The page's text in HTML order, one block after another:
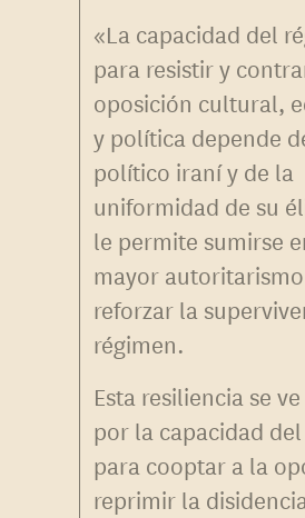
«La capacidad del
para resistir y
oposición cultural,
y política depende
político iraní y de la
uniformidad de su
le permite sumirse
mayor
reforzar la
régimen.
Esta resiliencia se
por la capacidad
para cooptar a la
reprimir la